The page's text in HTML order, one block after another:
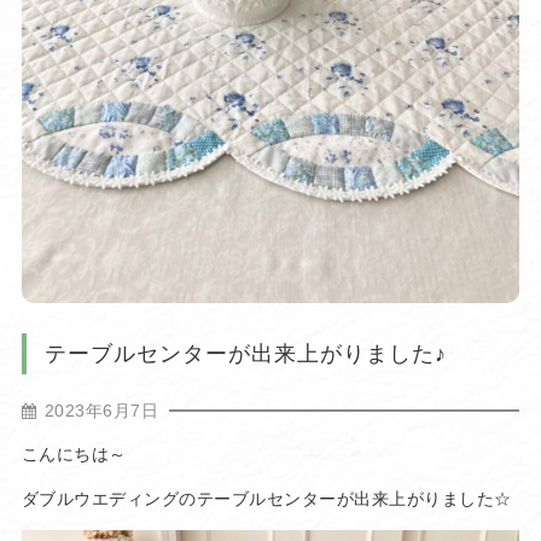
テーブルセンターが出来上がりました♪
2023年6月7日
こんにちは～
ダブルウエディングのテーブルセンターが出来上がりました☆